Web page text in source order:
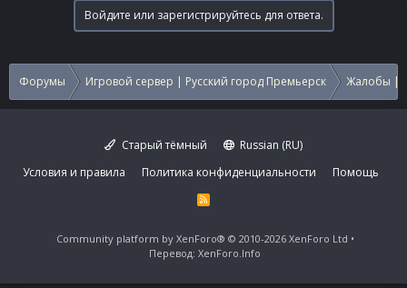
Войдите или зарегистрируйтесь для ответа.
Форумы Игровой сервер | Русский город Премьерск Жалобы |
Старый тёмный
Russian (RU)
Условия и правила
Политика конфиденциальности Помощь
R
S
Community platform by XenForo® © 2010-2026 XenForo Ltd
Перевод: XenForo.Info